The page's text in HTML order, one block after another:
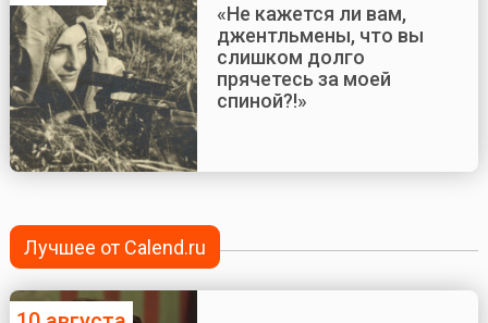
«Не кажется ли вам,
джентльмены, что вы
слишком долго
прячетесь за моей
спиной?!»
Лучшее от Calend.ru